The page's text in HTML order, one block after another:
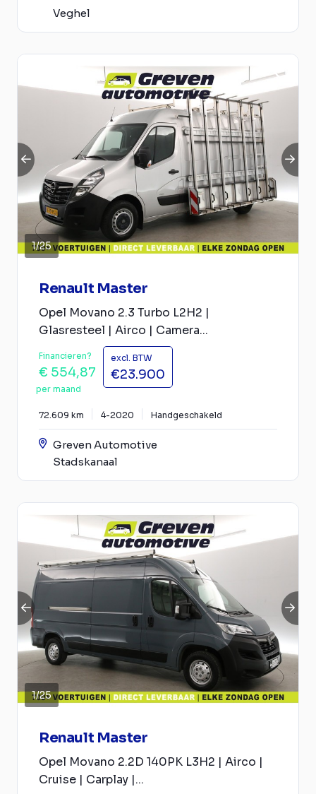
Veghel
1/25
Renault Master
Opel Movano 2.3 Turbo L2H2 |
Glasresteel | Airco | Camera...
Financieren?
€ 554,87
per maand
excl. BTW
€23.900
72.609 km 4-2020 Handgeschakeld
Greven Automotive
Stadskanaal
1/25
Renault Master
Opel Movano 2.2D 140PK L3H2 | Airco |
Cruise | Carplay |...